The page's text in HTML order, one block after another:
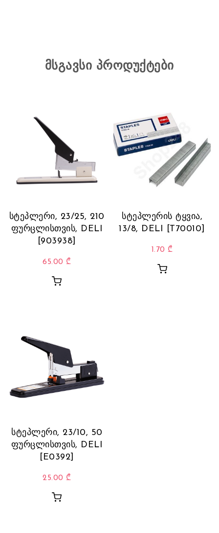
მსგავსი პროდუქტები
სტეპლერი, 23/25, 210
ფურცლისთვის, DELI
[903938]
65.00 ₾
სტეპლერის ტყვია,
13/8, DELI [T70010]
1.70 ₾
სტეპლერი, 23/10, 50
ფურცლისთვის, DELI
[E0392]
25.00 ₾